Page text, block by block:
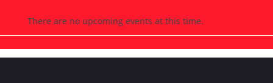
There are no upcoming events at this time.